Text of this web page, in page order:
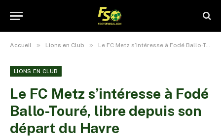
Accueil » Lions en Club » Le FC Metz s’intéresse à Fodé Ballo-Touré, libre depuis son départ du Havre
LIONS EN CLUB
Le FC Metz s’intéresse à Fodé
Ballo-Touré, libre depuis son
départ du Havre